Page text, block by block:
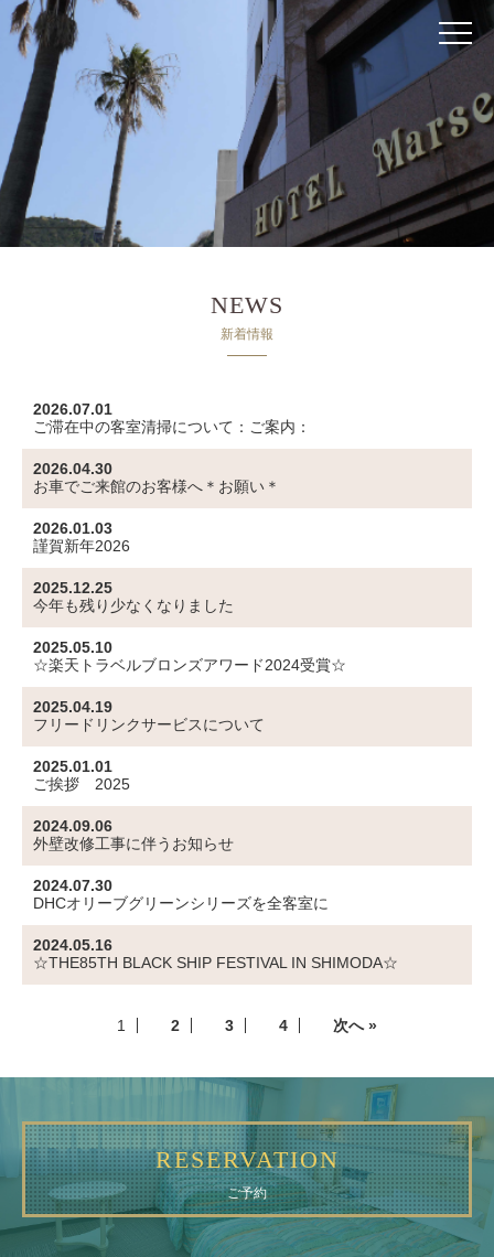
RESERVATION
NEWS
新着情報
2026.07.01
ご滞在中の客室清掃について：ご案内：
2026.04.30
お車でご来館のお客様へ＊お願い＊
2026.01.03
謹賀新年2026
2025.12.25
今年も残り少なくなりました
2025.05.10
☆楽天トラベルブロンズアワード2024受賞☆
2025.04.19
フリードリンクサービスについて
2025.01.01
ご挨拶 2025
2024.09.06
外壁改修工事に伴うお知らせ
2024.07.30
DHCオリーブグリーンシリーズを全客室に
2024.05.16
☆THE85TH BLACK SHIP FESTIVAL IN SHIMODA☆
1 2 3 4 次へ »
RESERVATION
ご予約